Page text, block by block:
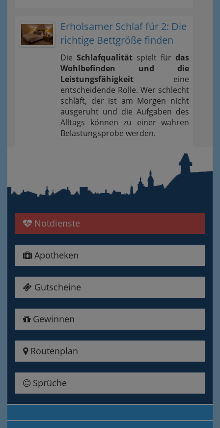
Erholsamer Schlaf für 2: Die
richtige Bettgröße finden
Die Schlafqualität spielt für das
Wohlbefinden und die
Leistungsfähigkeit eine
entscheidende Rolle. Wer schlecht
schläft, der ist am Morgen nicht
ausgeruht und die Aufgaben des
Alltags können zu einer wahren
Belastungsprobe werden.
Notdienste
Apotheken
Gutscheine
Gewinnen
Routenplan
Sprüche